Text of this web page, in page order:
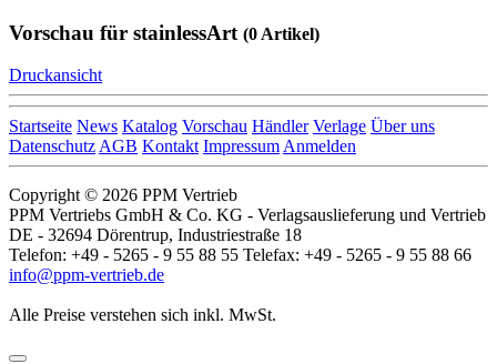
Vorschau für stainlessArt (0 Artikel)
Druckansicht
Startseite News Katalog Vorschau Händler Verlage Über uns
DatenschutzAGB Kontakt ImpressumAnmelden
Copyright © 2026 PPM Vertrieb
PPM Vertriebs GmbH & Co. KG - Verlagsauslieferung und Vertrieb
DE - 32694 Dörentrup, Industriestraße 18
Telefon: +49 - 5265 - 9 55 88 55 Telefax: +49 - 5265 - 9 55 88 66
info@ppm-vertrieb.de
Alle Preise verstehen sich inkl. MwSt.